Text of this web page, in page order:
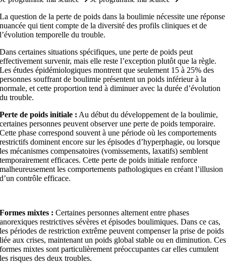
La question de la perte de poids dans la boulimie nécessite une réponse
nuancée qui tient compte de la diversité des profils cliniques et de
l’évolution temporelle du trouble.
Dans certaines situations spécifiques, une perte de poids peut
effectivement survenir, mais elle reste l’exception plutôt que la règle.
Les études épidémiologiques montrent que seulement 15 à 25% des
personnes souffrant de boulimie présentent un poids inférieur à la
normale, et cette proportion tend à diminuer avec la durée d’évolution
du trouble.
Perte de poids initiale : Au début du développement de la boulimie,
certaines personnes peuvent observer une perte de poids temporaire.
Cette phase correspond souvent à une période où les comportements
restrictifs dominent encore sur les épisodes d’hyperphagie, ou lorsque
les mécanismes compensatoires (vomissements, laxatifs) semblent
temporairement efficaces. Cette perte de poids initiale renforce
malheureusement les comportements pathologiques en créant l’illusion
d’un contrôle efficace.
Formes mixtes : Certaines personnes alternent entre phases
anorexiques restrictives sévères et épisodes boulimiques. Dans ce cas,
les périodes de restriction extrême peuvent compenser la prise de poids
liée aux crises, maintenant un poids global stable ou en diminution. Ces
formes mixtes sont particulièrement préoccupantes car elles cumulent
les risques des deux troubles.